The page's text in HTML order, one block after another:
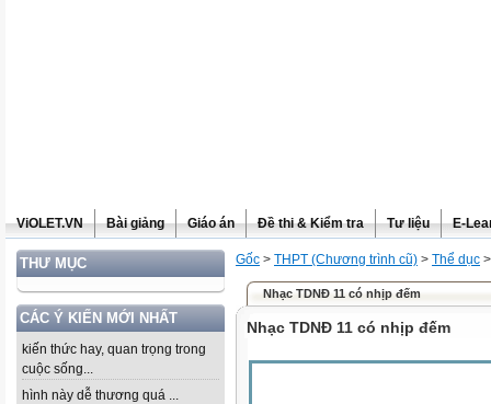
ViOLET.VN Bài giảng Giáo án Đề thi & Kiểm tra Tư liệu E-
THƯ MỤC
CÁC Ý KIẾN MỚI NHẤT
kiến thức hay, quan trọng trong
cuộc sống...
hình này dễ thương quá ...
Gốc > THPT (Chương trình cũ) > Thể dục
Nhạc TDNĐ 11 có nhịp đếm
Nhạc TDNĐ 11 có nhịp đếm